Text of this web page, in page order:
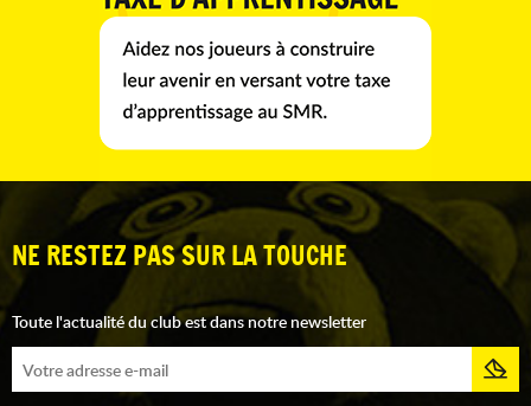
NE RESTEZ PAS SUR LA TOUCHE
Toute l'actualité du club est dans notre newsletter